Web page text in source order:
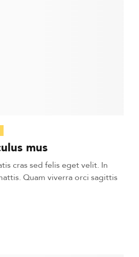
mus
cras sed felis eget velit. In
Quam viverra orci sagittis